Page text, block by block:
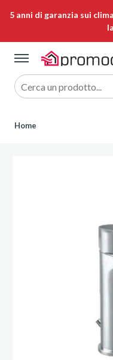
5 anni di garanzia sui
Home